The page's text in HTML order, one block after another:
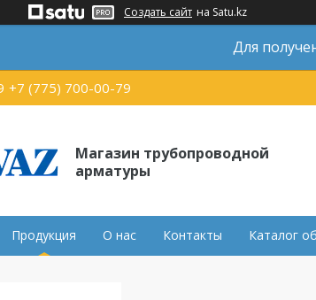
Создать сайт на Satu.kz
Для
+7 (775) 700-00-79
Магазин трубопроводной
арматуры
Продукция О нас Контакты Каталог